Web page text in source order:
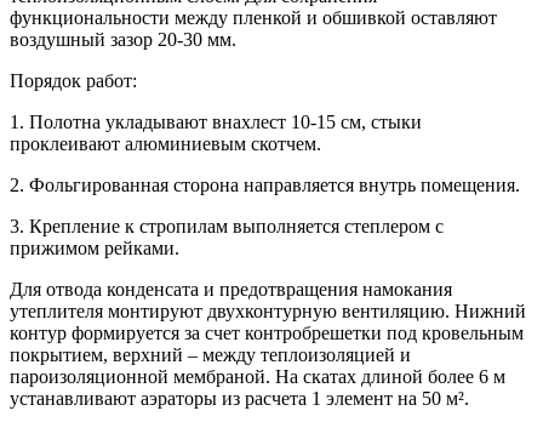
функциональности между пленкой и обшивкой оставляют
воздушный зазор 20-30 мм.
Порядок работ:
1. Полотна укладывают внахлест 10-15 см, стыки
проклеивают алюминиевым скотчем.
2. Фольгированная сторона направляется внутрь помещения.
3. Крепление к стропилам выполняется степлером с
прижимом рейками.
Для отвода конденсата и предотвращения намокания
утеплителя монтируют двухконтурную вентиляцию. Нижний
контур формируется за счет контробрешетки под кровельным
покрытием, верхний – между теплоизоляцией и
пароизоляционной мембраной. На скатах длиной более 6 м
устанавливают аэраторы из расчета 1 элемент на 50 м².